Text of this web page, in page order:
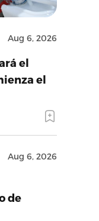
Aug 6, 2026
el
el
Aug 6, 2026
de